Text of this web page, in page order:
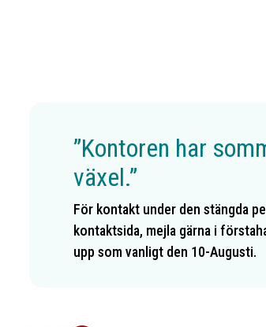
”Kontoren har
växel.”
För kontakt under den stängda
kontaktsida, mejla gärna i
upp som vanligt den 10-Augusti.